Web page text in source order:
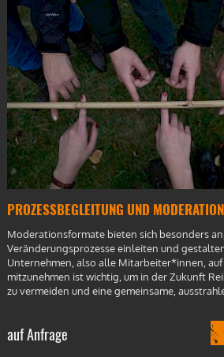
PROZESSBEGLEITUNG UND MODERATION
Moderationsformate bieten sich besonders
Veränderungsprozesse einleiten und
Unternehmen, also alle Mitarbeiter*innen, auf
mitzunehmen ist wichtig, um in der Zukunft
zu vermeiden und eine gemeinsame,
auf Anfrage